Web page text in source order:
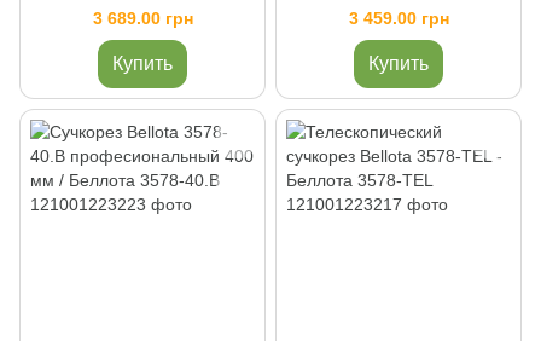
3 689.00 грн
Купить
3 459.00 грн
Купить